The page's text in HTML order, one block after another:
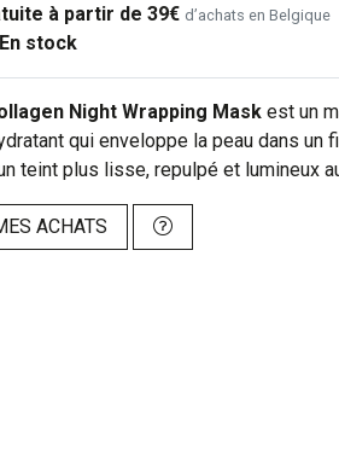
à partir de 39€ d’achats en Belgique
En stock
Night Wrapping Mask est un
qui enveloppe la peau dans un
teint plus lisse, repulpé et lumineux
ACHATS